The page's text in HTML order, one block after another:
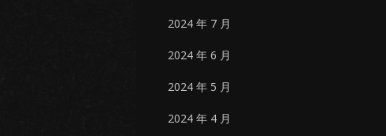
2024 年 7 月
2024 年 6 月
2024 年 5 月
2024 年 4 月